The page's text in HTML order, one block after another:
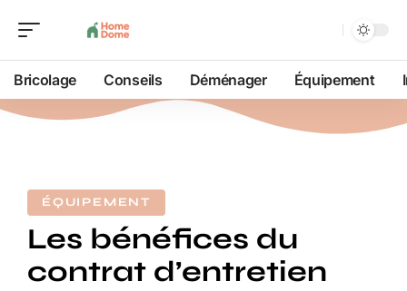
Bricolage Conseils Déménager Équipement
ÉQUIPEMENT
Les bénéfices du
contrat d’entretien